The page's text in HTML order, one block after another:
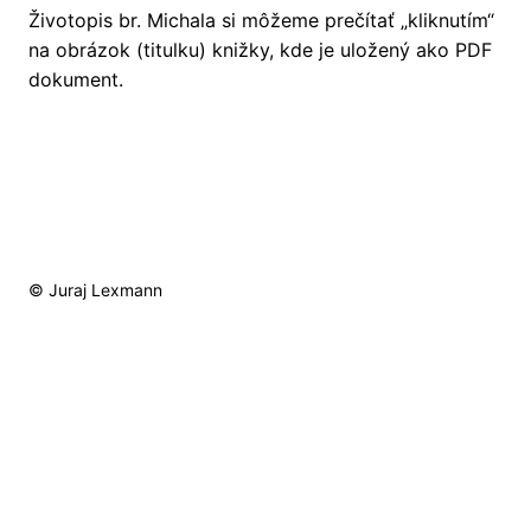
Životopis br. Michala si môžeme prečítať „kliknutím“
na obrázok (titulku) knižky, kde je uložený ako PDF
dokument.
© Juraj Lexmann